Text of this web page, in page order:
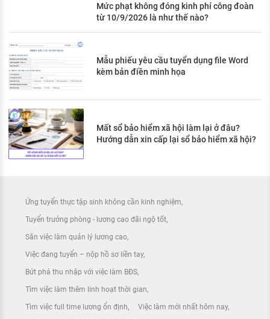
Mức phạt không đóng kinh phí công đoàn
từ 10/9/2026 là như thế nào?
Mẫu phiếu yêu cầu tuyển dụng file Word
kèm bản điền minh họa
Mất sổ bảo hiểm xã hội làm lại ở đâu?
Hướng dẫn xin cấp lại sổ bảo hiểm xã hội?
Ứng tuyển thực tập sinh không cần kinh nghiệm
Tuyển trưởng phòng - lương cao đãi ngộ tốt
Săn việc làm quản lý lương cao
Việc đang tuyển – nộp hồ sơ liền tay
Bứt phá thu nhập với việc làm BĐS
Tìm việc làm thêm linh hoạt thời gian
Tìm việc full time lương ổn định Việc làm mới nhất hôm nay